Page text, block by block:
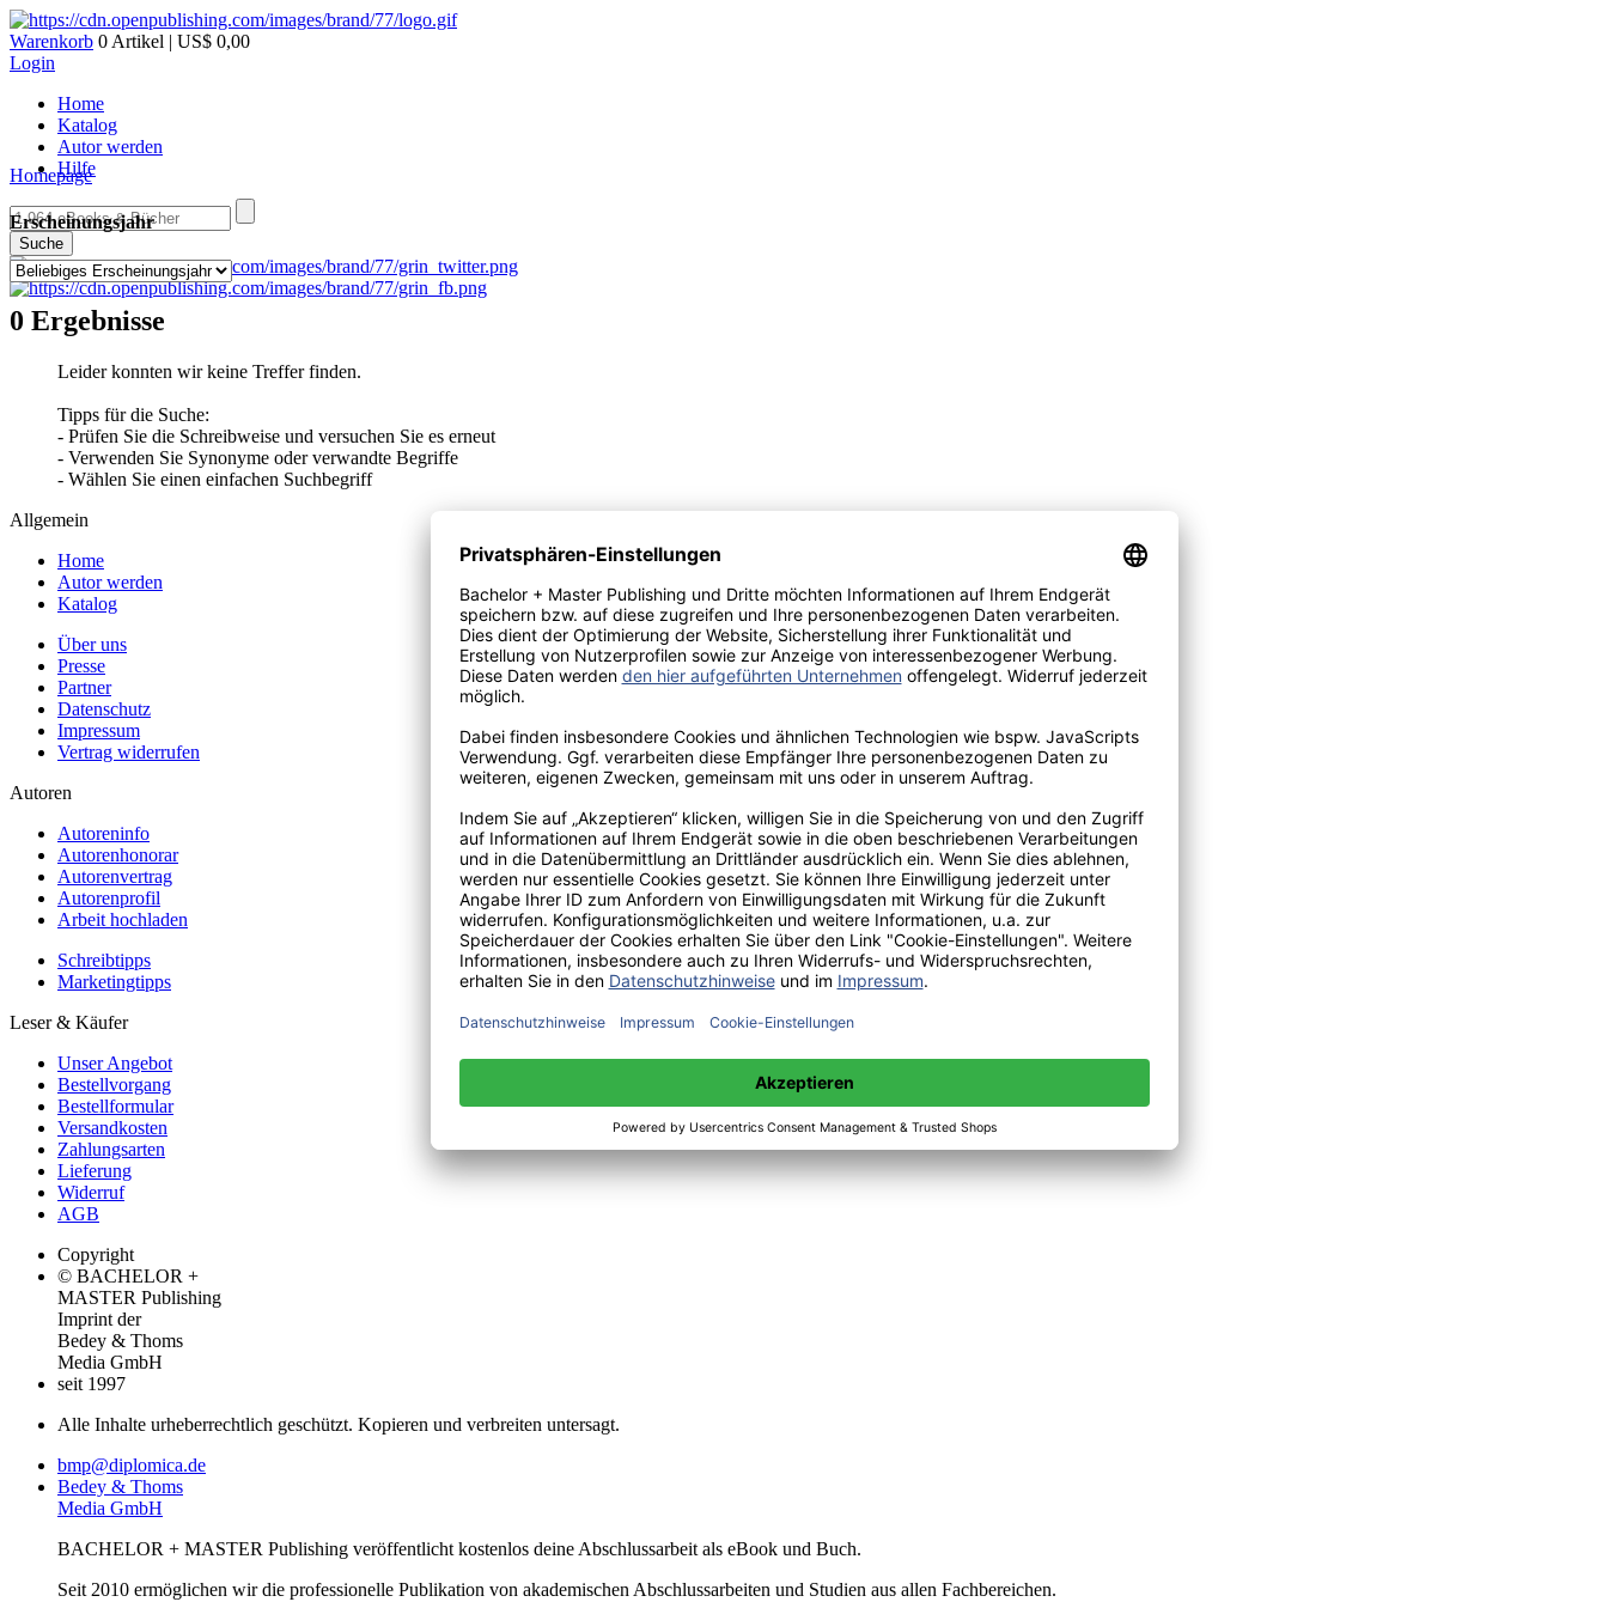
Warenkorb 0 Artikel | US$ 0,00
Login
Home
Katalog
Autor werden
Hilfe
Suche
Homepage
Erscheinungsjahr
0 Ergebnisse
Leider konnten wir keine Treffer finden.
Tipps für die Suche:
- Prüfen Sie die Schreibweise und versuchen Sie es erneut
- Verwenden Sie Synonyme oder verwandte Begriffe
- Wählen Sie einen einfachen Suchbegriff
Allgemein
Home
Autor werden
Katalog
Über uns
Presse
Partner
Datenschutz
Impressum
Vertrag widerrufen
Autoren
Autoreninfo
Autorenhonorar
Autorenvertrag
Autorenprofil
Arbeit hochladen
Schreibtipps
Marketingtipps
Leser & Käufer
Unser Angebot
Bestellvorgang
Bestellformular
Versandkosten
Zahlungsarten
Lieferung
Widerruf
AGB
Copyright
© BACHELOR +
MASTER Publishing
Imprint der
Bedey & Thoms
Media GmbH
seit 1997
Alle Inhalte urheberrechtlich geschützt. Kopieren und verbreiten untersagt.
bmp@diplomica.de
Bedey & Thoms
Media GmbH
BACHELOR + MASTER Publishing veröffentlicht kostenlos deine Abschlussarbeit als eBook und Buch.
Seit 2010 ermöglichen wir die professionelle Publikation von akademischen Abschlussarbeiten und Studien aus allen Fachbereichen.